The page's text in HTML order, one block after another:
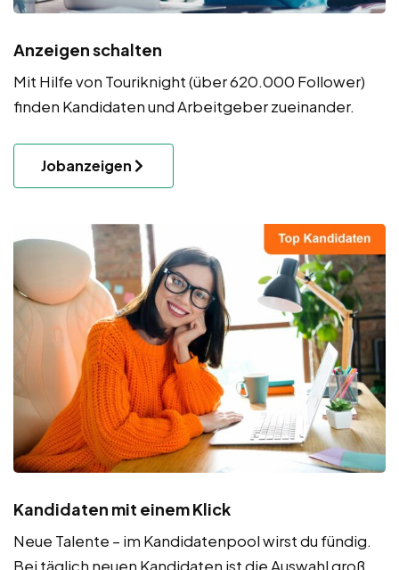
Anzeigen schalten
Mit Hilfe von Touriknight (über 620.000 Follower)
finden Kandidaten und Arbeitgeber zueinander.
Jobanzeigen
Kandidaten mit einem Klick
Neue Talente – im Kandidatenpool wirst du fündig.
Bei täglich neuen Kandidaten ist die Auswahl groß.